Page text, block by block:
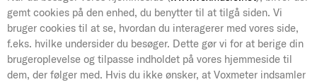
gemt cookies på den enhed, du benytter til at tilgå siden. Vi
bruger cookies til at se, hvordan du interagerer med vores side,
f.eks. hvilke undersider du besøger. Dette gør vi for at berige din
brugeroplevelse og tilpasse indholdet på vores hjemmeside til
dem, der følger med. Hvis du ikke ønsker, at Voxmeter indsamler